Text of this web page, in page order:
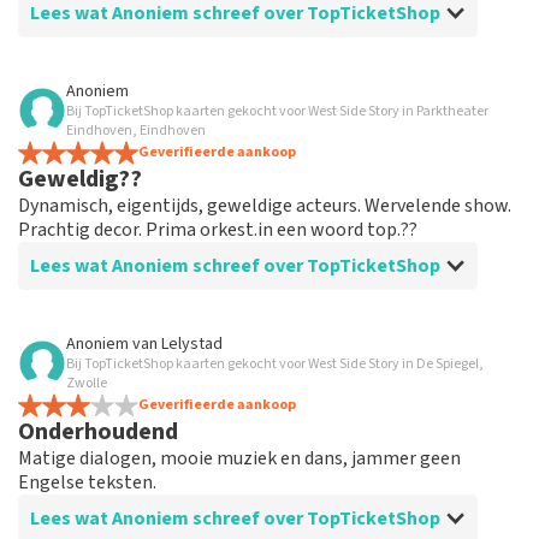
Lees wat Anoniem schreef over TopTicketShop
Beoordeling van Anoniem over
prima geregeld
weer een geweldige ervaring via Top TicketShop. alles
weer goed geregeld.
Anoniem
Bij TopTicketShop kaarten gekocht voor West Side Story in Parktheater
Eindhoven, Eindhoven
Geverifieerde aankoop
Geweldig??
Dynamisch, eigentijds, geweldige acteurs. Wervelende show.
Prachtig decor. Prima orkest.in een woord top.??
Lees wat Anoniem schreef over TopTicketShop
Beoordeling van Anoniem over
Geolied
Goede mailwisseling. En efficiënt geregeld. Gewoon
goed georganiseerd. Houden zo
Anoniem van Lelystad
Bij TopTicketShop kaarten gekocht voor West Side Story in De Spiegel,
Zwolle
Geverifieerde aankoop
Onderhoudend
Matige dialogen, mooie muziek en dans, jammer geen
Engelse teksten.
Lees wat Anoniem schreef over TopTicketShop